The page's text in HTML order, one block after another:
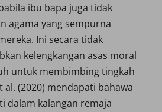
ibu bapa juga tidak
agama yang sempurna
Ini secara tidak
kelengkangan asas moral
untuk membimbing tingkah
al. (2020) mendapati bahawa
dalam kalangan remaja